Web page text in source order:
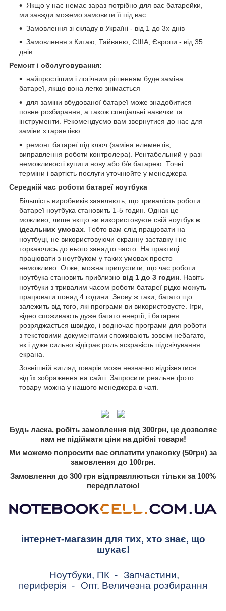
Якщо у нас немає зараз потрібно для вас батарейки,
ми завжди можемо замовити її під вас
Замовлення зі складу в Україні - від 1 до 3х днів
Замовлення з Китаю, Тайваню, США, Європи - від 35
днів
Ремонт і обслуговування:
найпростішим і логічним рішенням буде заміна
батареї, якщо вона легко знімається
для заміни вбудованої батареї може знадобитися
повне розбирання, а також спеціальні навички та
інструменти. Рекомендуємо вам звернутися до нас для
заміни з гарантією
ремонт батареї під ключ (заміна елементів,
виправлення роботи контролера). Рентабельний у разі
неможливості купити нову або б/в батарею. Точні
терміни і вартість послуги уточнюйте у менеджера
Середній час роботи батареї ноутбука
Більшість виробників заявляють, що тривалість роботи
батареї ноутбука становить 1-5 годин. Однак це
можливо, лише якщо ви використовуєте свій ноутбук в
ідеальних умовах . Тобто вам слід працювати на
ноутбуці, не використовуючи екранну заставку і не
торкаючись до нього занадто часто. На практиці
працювати з ноутбуком у таких умовах просто
неможливо. Отже, можна припустити, що час роботи
ноутбука становить приблизно від 1 до 3 годин . Навіть
ноутбуки з тривалим часом роботи батареї рідко можуть
працювати понад 4 години. Знову ж таки, багато що
залежить від того, які програми ви використовуєте. Ігри,
відео споживають дуже багато енергії, і батарея
розряджається швидко, і водночас програми для роботи
з текстовими документами споживають зовсім небагато,
як і дуже сильно відіграє роль яскравість підсвічування
екрана.
Зовнішній вигляд товарів може незначно відрізнятися
від їх зображення на сайті. Запросити реальне фото
товару можна у нашого менеджера в чаті.
Будь ласка, робіть замовлення від 300грн, це дозволяє
нам не підіймати ціни на дрібні товари!
Ми можемо попросити вас оплатити упаковку (50грн) за
замовлення до 100грн.
Замовлення до 300 грн відправляються тільки за 100%
передплатою!
інтернет-магазин для тих, хто знає, що
шукає!
Ноутбуки, ПК - Запчастини,
периферія - Опт. Величезна розбирання